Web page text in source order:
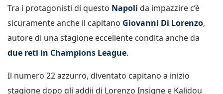
Tra i protagonisti di questo Napoli da impazzire c’è
sicuramente anche il capitano Giovanni Di Lorenzo,
autore di una stagione eccellente condita anche da
due reti in Champions League.
Il numero 22 azzurro, diventato capitano a inizio
stagione dopo gli addii di Lorenzo Insigne e Kalidou